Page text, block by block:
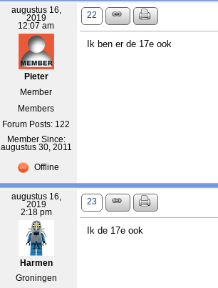
augustus 16,
2019
12:07 am
Pieter
Member
Members
Forum Posts: 122
Member Since:
augustus 30, 2011
Offline
22
Ik ben er de 17e ook
augustus 16,
2019
2:18 pm
Harmen
Groningen
23
Ik de 17e ook